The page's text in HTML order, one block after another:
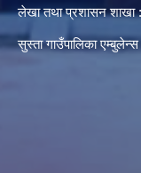
लेखा तथा प्रशासन
सुस्ता गाउँपालिका